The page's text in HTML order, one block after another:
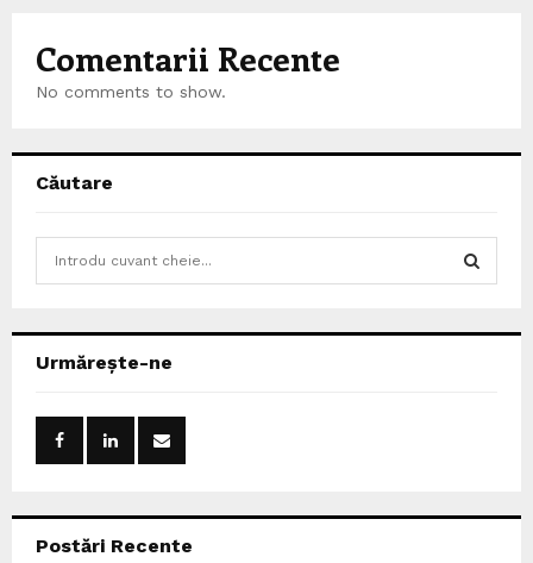
Comentarii Recente
No comments to show.
Căutare
h
Urmărește-ne
Postări Recente